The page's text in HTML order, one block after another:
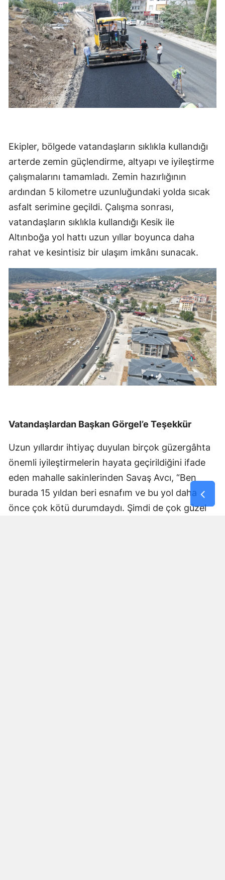
Ekipler, bölgede vatandaşların sıklıkla kullandığı
arterde zemin güçlendirme, altyapı ve iyileştirme
çalışmalarını tamamladı. Zemin hazırlığının
ardından 5 kilometre uzunluğundaki yolda sıcak
asfalt serimine geçildi. Çalışma sonrası,
vatandaşların sıklıkla kullandığı Kesik ile
Altınboğa yol hattı uzun yıllar boyunca daha
rahat ve kesintisiz bir ulaşım imkânı sunacak.
Vatandaşlardan Başkan Görgel’e Teşekkür
Uzun yıllardır ihtiyaç duyulan birçok güzergâhta
önemli iyileştirmelerin hayata geçirildiğini ifade
eden mahalle sakinlerinden Savaş Avcı, “Ben
burada 15 yıldan beri esnafım ve bu yol daha
önce çok kötü durumdaydı. Şimdi de çok güzel